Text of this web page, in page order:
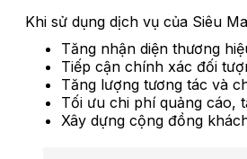
Khi sử dụng dịch vụ của Siêu
Tăng nhận diện thương
Tiếp cận chính xác đối
Tăng lượng tương tác và
Tối ưu chi phí quảng cáo,
Xây dựng cộng đồng